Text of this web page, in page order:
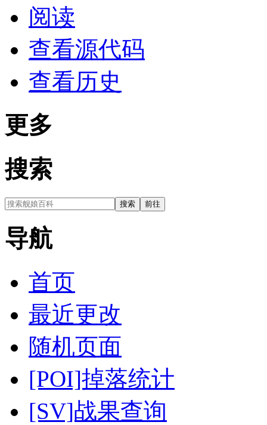
阅读
查看源代码
查看历史
更多
搜索
导航
首页
最近更改
随机页面
[POI]掉落统计
[SV]战果查询